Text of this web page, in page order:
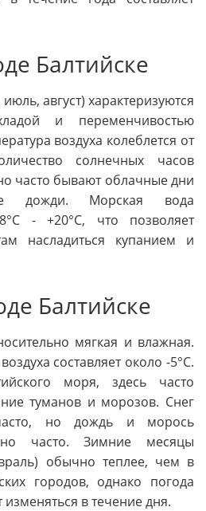
Балтийске
август) характеризуются
и переменчивостью
воздуха колеблется от
солнечных часов
часто бывают облачные дни
дожди. Морская вода
- +20°C, что позволяет
насладиться купанием и
Балтийске
мягкая и влажная.
составляет около -5°C.
моря, здесь часто
туманов и морозов. Снег
но дождь и морось
часто. Зимние месяцы
обычно теплее, чем в
городов, однако погода
в течение дня.